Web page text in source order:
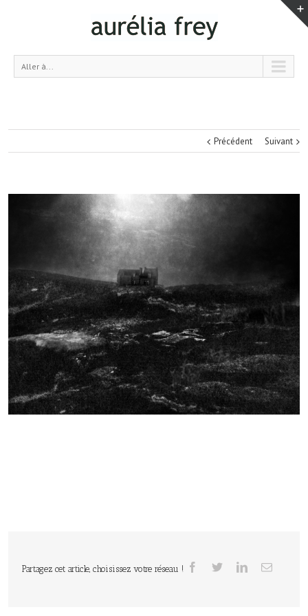
Aller à...
Précédent Suivant
Partagez cet article, choisissez votre réseau !